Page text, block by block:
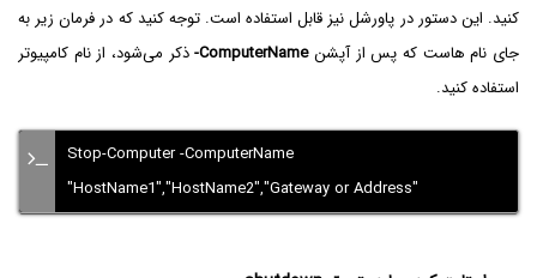
کنید. این دستور در پاورشل نیز قابل استفاده است. توجه کنید که در فرمان زیر به
جای نام هاست که پس از آپشن-ComputerNameذکر می‌شود، از نام کامپیوتر
استفاده کنید.
Stop-Computer -ComputerName
"HostName1","HostName2","Gateway or Address"